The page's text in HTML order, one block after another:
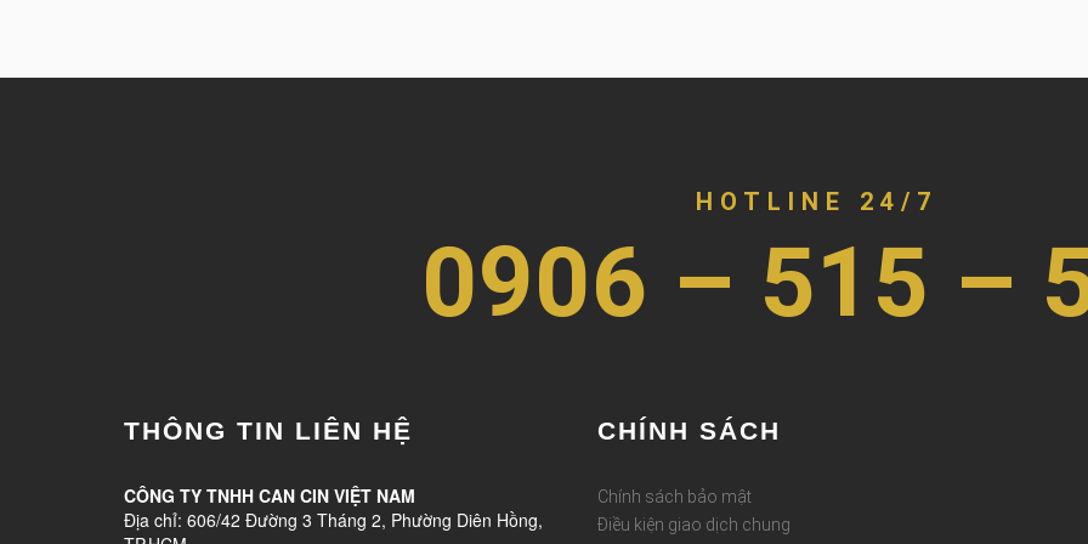
HOTLINE 24/7
0906 – 515 –
THÔNG TIN LIÊN HỆ
CÔNG TY TNHH CAN CIN VIỆT NAM
Địa chỉ: 606/42 Đường 3 Tháng 2, Phường Diên Hồng,
CHÍNH SÁCH
Chính sách bảo mật
Điều kiện giao dịch chung